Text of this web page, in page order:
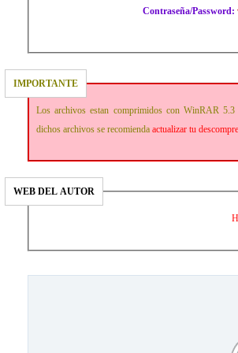
Contraseña/Password:
IMPORTANTE
Los archivos estan comprimidos con WinRAR
dichos archivos se recomienda actualizar tu
WEB DEL AUTOR